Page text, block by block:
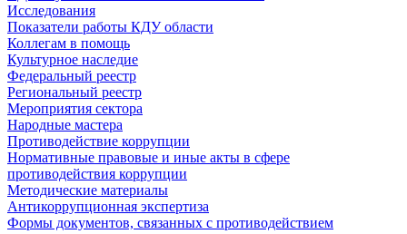
Исследования
Показатели работы КДУ области
Коллегам в помощь
Культурное наследие
Федеральный реестр
Региональный реестр
Мероприятия сектора
Народные мастера
Противодействие коррупции
Нормативные правовые и иные акты в сфере
противодействия коррупции
Методические материалы
Антикоррупционная экспертиза
Формы документов, связанных с противодействием